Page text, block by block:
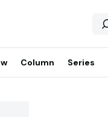
Column Series